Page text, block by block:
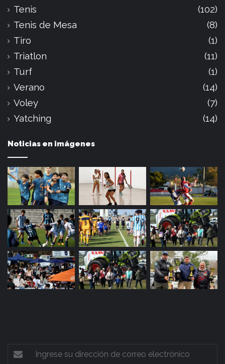
Tenis
(102)
Tenis de Mesa
(8)
Tiro
(1)
Triatlon
(11)
Turf
(1)
Verano
(14)
Voley
(7)
Yatching
(14)
Noticias en imágenes
Ingrese
su